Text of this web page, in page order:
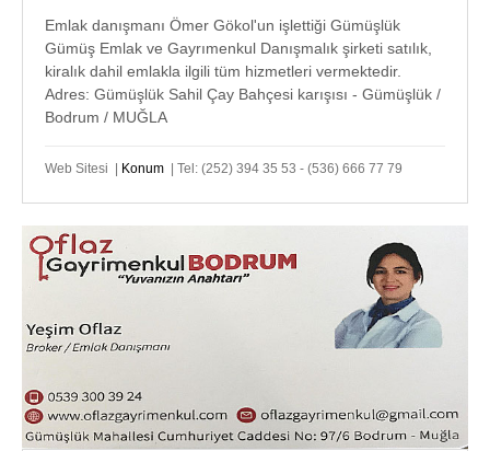
Emlak danışmanı Ömer Gökol'un işlettiği Gümüşlük
Gümüş Emlak ve Gayrımenkul Danışmalık şirketi satılık,
kiralık dahil emlakla ilgili tüm hizmetleri vermektedir.
Adres: Gümüşlük Sahil Çay Bahçesi karışısı - Gümüşlük /
Bodrum / MUĞLA
Web Sitesi | Konum | Tel: (252) 394 35 53 - (536) 666 77 79